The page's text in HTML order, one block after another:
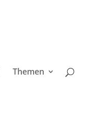
Themen